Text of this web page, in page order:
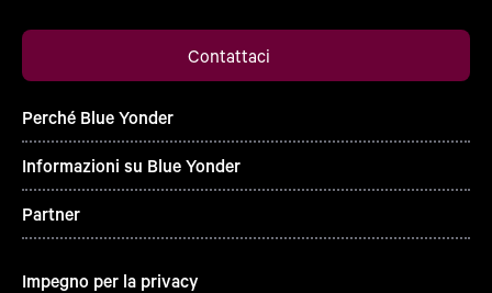
Contattaci
Perché Blue Yonder
Informazioni su Blue Yonder
Partner
Impegno per la privacy